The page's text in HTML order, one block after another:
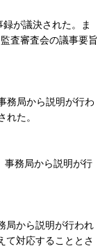
が議決された。ま
査審査会の議事要旨
務局から説明が行わ
た。
務局から説明が行
局から説明が行われ
て対応することとさ